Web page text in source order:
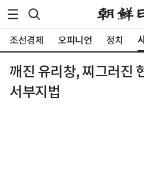
조선경제 오피니언 정치
깨진 유리창, 찌그러진
서부지법